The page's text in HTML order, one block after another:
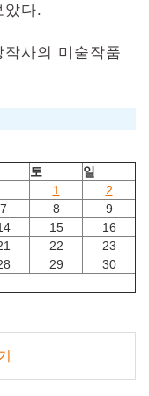
았다.
사의 미술작품
토
일
1
2
7 8
9
15
16
22
23
29
30